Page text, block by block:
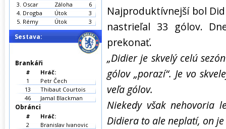
Najproduktívnejší bol
nastrieľal 33 gólov.
prekonať.
„Didier je skvelý celú
gólov „porazí“. Je vo
veľa gólov.
Niekedy však nehovoria
Didiera to ale neplatí, on
3. Oscar Záloha
6
4. Drogba Útok
3
5. Rémy Útok 3
Sestava:
Brankáři
#
Hráč:
1
Petr Čech
13
Thibaut Courtois
46
Jamal Blackman
Obránci
#
Hráč:
2
Branislav Ivanovic